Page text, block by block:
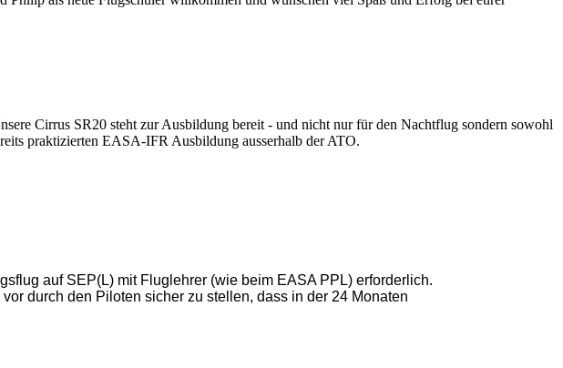
Cirrus SR20 steht zur Ausbildung bereit - und nicht nur für den Nachtflug sondern sowohl
praktizierten EASA-IFR Ausbildung ausserhalb der ATO.
auf SEP(L) mit Fluglehrer (wie beim EASA PPL) erforderlich.
durch den Piloten sicher zu stellen, dass in der 24 Monaten